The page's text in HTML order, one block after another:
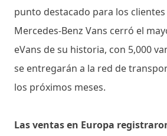
punto destacado para los
Mercedes-Benz Vans cerró el
eVans de su historia, con 5,000
se entregarán a la red de
los próximos meses.
Las ventas en Europa